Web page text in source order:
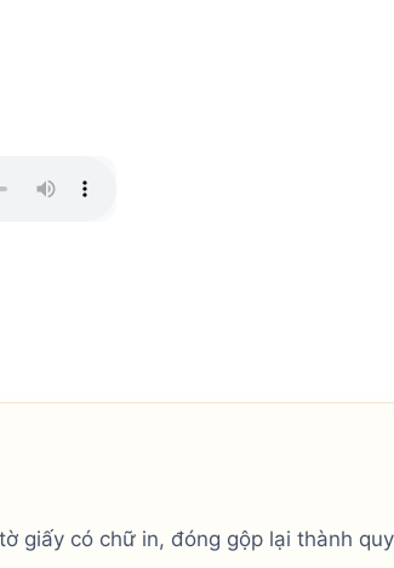
giấy có chữ in, đóng gộp lại thành